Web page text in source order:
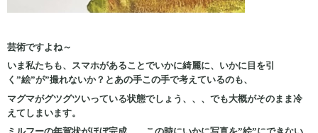
芸術ですよね～
いま私たちも、スマホがあることでいかに綺麗に、いかに目を引
く”絵”が”撮れないか？とあの手この手で考えているのも、
マグマがグツグツいっている状態でしょう、、、でも大概がそのまま冷
えてしまいます。